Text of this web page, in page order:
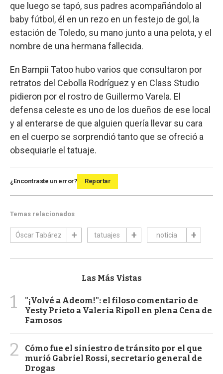
que luego se tapó, sus padres acompañándolo al
baby fútbol, él en un rezo en un festejo de gol, la
estación de Toledo, su mano junto a una pelota, y el
nombre de una hermana fallecida.
En Bampii Tatoo hubo varios que consultaron por
retratos del Cebolla Rodríguez y en Class Studio
pidieron por el rostro de Guillermo Varela. El
defensa celeste es uno de los dueños de ese local
y al enterarse de que alguien quería llevar su cara
en el cuerpo se sorprendió tanto que se ofreció a
obsequiarle el tatuaje.
¿Encontraste un error? Reportar
Temas relacionados
Óscar Tabárez tatuajes noticia
Las Más Vistas
1
"¡Volvé a Adeom!": el filoso comentario de
Yesty Prieto a Valeria Ripoll en plena Cena de
Famosos
2
Cómo fue el siniestro de tránsito por el que
murió Gabriel Rossi, secretario general de
Drogas